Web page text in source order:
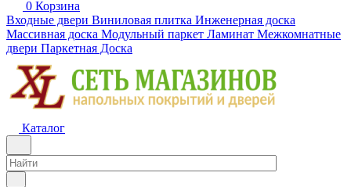
0 Корзина
Входные двери Виниловая плитка Инженерная доска
Массивная доска Модульный паркет Ламинат Межкомнатные
двери Паркетная Доска
Каталог